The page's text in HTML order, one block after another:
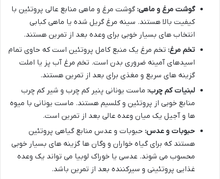
گوشت مرغ و ماهی: گوشت مرغ و ماهی منابع عالی پروتئین با
کیفیت بالا هستند. سینه مرغ گریل شده یا ماهی کبابی
انتخاب های بسیار خوبی برای وعده بعد از تمرین هستند.
تخم مرغ: تخم مرغ یک منبع کامل پروتئین است که حاوی تمام
اسیدهای آمینه ضروری بدن است. تخم مرغ آب پز یا املت
گزینه های سریع و مغذی برای بعد از تمرین هستند.
لبنیات کم چرب: ماست یونانی پنیر کم چرب و شیر کم چرب
منابع خوبی از پروتئین و کلسیم هستند. ماست یونانی با میوه
ها و آجیل یک میان وعده عالی بعد از تمرین است.
حبوبات و عدس: حبوبات و عدس منابع گیاهی پروتئین
هستند که برای گیاه خواران و وگان ها گزینه های بسیار خوبی
محسوب می شوند. عدسی یا خوراک لوبیا می تواند یک وعده
غذایی پروتئینی و سیرکننده بعد از تمرین باشد.